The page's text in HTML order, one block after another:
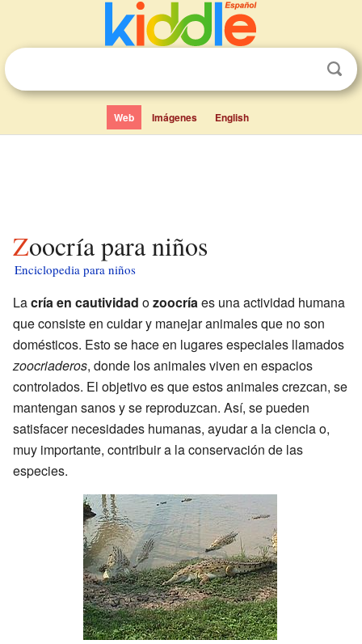
Web Imágenes English
Zoocría para niños
Enciclopedia para niños
Lacría en cautividad ozoocríaes una actividad humana
que consiste en cuidar y manejar animales que no son
domésticos. Esto se hace en lugares especiales llamados
zoocriaderos, donde los animales viven en espacios
controlados. El objetivo es que estos animales crezcan, se
mantengan sanos y se reproduzcan. Así, se pueden
satisfacer necesidades humanas, ayudar a la ciencia o,
muy importante, contribuir a la conservación de las
especies.